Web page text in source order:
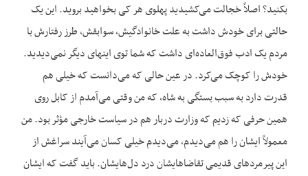
بکنید؟ اصلاً خجالت می‌کشیدید پهلوی هر کی بخواهید بروید. این یک
حالتی برای خودش داشت به علت خانوادگیش، سوابقش، طرز رفتارش با
مردم یک ادب فوق‌العاده‌ای داشت که شما توی اینهای دیگر نمی‌دیدید.
خودش را کوچک می‌کرد. در عین حالی که می‌دانست که خیلی هم
قدرت دارد به سبب بستگی به شاه، که من وقتی می‌آمدم از کابل روی
همین حرفی که زدیم که وزارت دربار هم در سیاست خارجی مؤثر بود. من
معمولاً ایشان را هم می‌دیدم، می‌دیدم خیلی کسان می‌آیند سراغش از
این پیرمردهای قدیمی تقاضاهایشان درد دل‌هایشان. باید گفت که ایشان